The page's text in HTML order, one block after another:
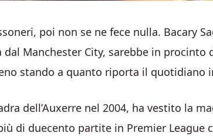
poi non se ne fece nulla. Bacary
Manchester City, sarebbe in procinto
stando a quanto riporta il quotidiano
dell’Auxerre nel 2004, ha vestito la
di duecento partite in Premier League